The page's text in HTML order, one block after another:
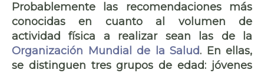
Probablemente las recomendaciones más
conocidas en cuanto al volumen de
actividad física a realizar sean las de la
Organización Mundial de la Salud. En ellas,
se distinguen tres grupos de edad: jóvenes